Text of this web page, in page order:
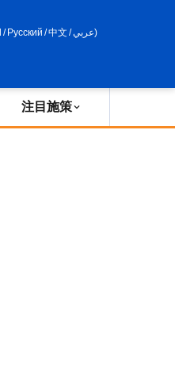
/ Русский /中文 /عربي)
注目施策